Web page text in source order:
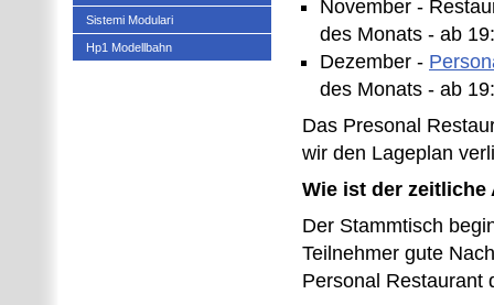
November -
des Monats - ab
Dezember -
des Monats - ab
Das Presonal
wir den Lageplan
Wie ist der zeitliche
Der Stammtisch
Teilnehmer gute
Personal Restaurant
Sistemi Modulari
Hp1 Modellbahn